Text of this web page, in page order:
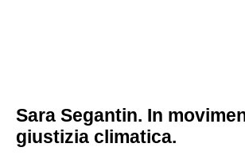
Sara Segantin. In
giustizia climatica.